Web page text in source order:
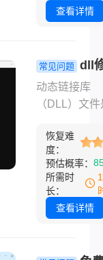
DirectX 的使
那么directx
呢？本文将
绍如何在
平台上使用
DirectX，涵
搭建、核心
示例代码及
题解决方案。
查看详情
常见问题 dll
具怎么用？
解决
问题！
动态链接库
（DLL）文件
心组件，承
序运行的关
码。一旦这
损坏或丢失
软件无法启
恢复难
度：
预估概率：
所需时
长：
查看详情